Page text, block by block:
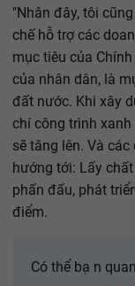
"Nhân đây, tôi
chế hỗ trợ các
mục tiêu của
của nhân dân, là
đất nước. Khi xây
chí công trình
sẽ tăng lên. Và
hướng tới: Lấy
phấn đấu, phát
điểm.
Có thể bạ n